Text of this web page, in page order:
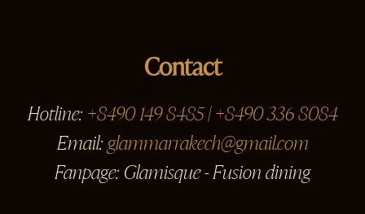
Contact
Hotline: +8490 149 8485| +8490 336 8084
Email: glammarrakech@gmail.com
Fanpage: Glamisque - Fusion dining